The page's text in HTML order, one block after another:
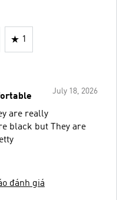
1
July 18, 2026
are really
black but They are
đánh giá